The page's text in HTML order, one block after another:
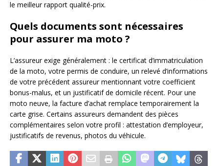
le meilleur rapport qualité-prix.
Quels documents sont nécessaires
pour assurer ma moto ?
L’assureur exige généralement : le certificat d’immatriculation
de la moto, votre permis de conduire, un relevé d’informations
de votre précédent assureur mentionnant votre coefficient
bonus-malus, et un justificatif de domicile récent. Pour une
moto neuve, la facture d’achat remplace temporairement la
carte grise. Certains assureurs demandent des pièces
complémentaires selon votre profil : attestation d’employeur,
justificatifs de revenus, photos du véhicule.